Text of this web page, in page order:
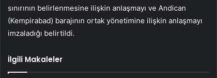
sınırının belirlenmesine ilişkin anlaşmayı ve Andican
(Kempirabad) barajının ortak yönetimine ilişkin anlaşmayı
imzaladığı belirtildi.
İlgili Makaleler